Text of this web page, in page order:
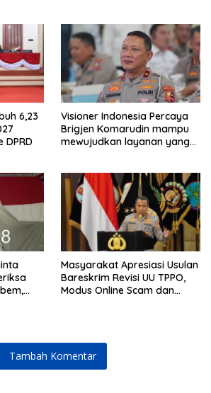
6,23
DPRD
Visioner Indonesia Percaya
Brigjen Komarudin mampu
mewujudkan layanan yang
Masyarakat Apresiasi Usulan
Bareskrim Revisi UU TPPO,
Modus Online Scam dan
Tambah Komentar